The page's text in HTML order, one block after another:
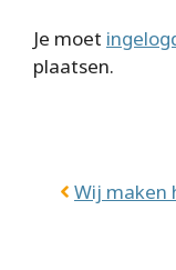
Je moet
plaatsen.
Wij maken